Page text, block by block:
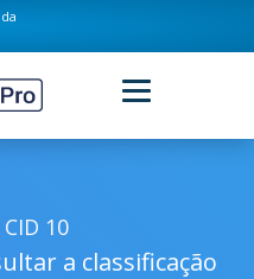
10
a classificação